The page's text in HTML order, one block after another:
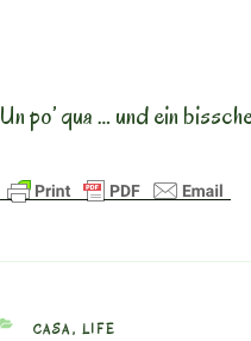
Un po’ qua … und ein
CATEGORIES
CASA, LIFE